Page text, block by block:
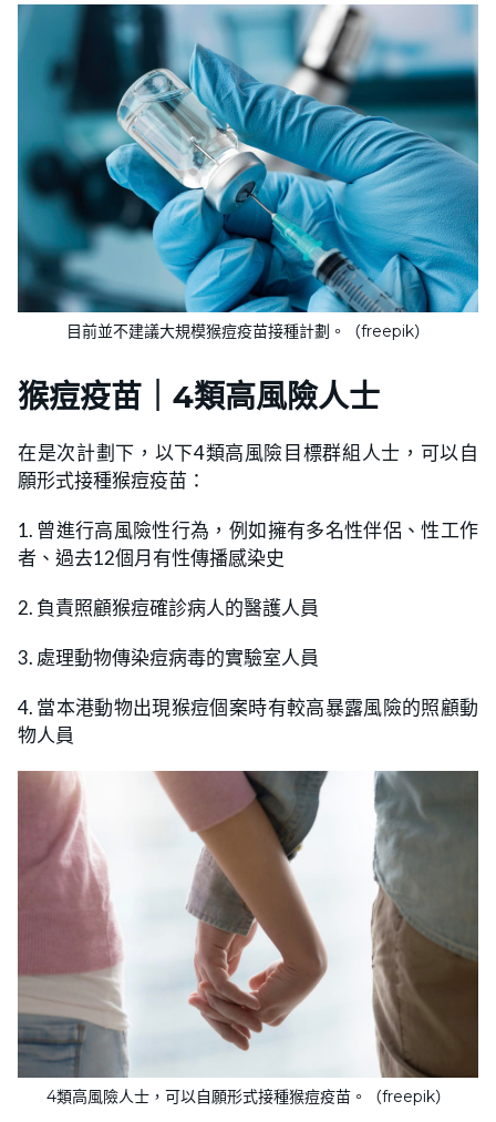
目前並不建議大規模猴痘疫苗接種計劃。（freepik）
猴痘疫苗｜4類高風險人士
在是次計劃下，以下4類高風險目標群組人士，可以自
願形式接種猴痘疫苗：
1. 曾進行高風險性行為，例如擁有多名性伴侶、性工作
者、過去12個月有性傳播感染史
2. 負責照顧猴痘確診病人的醫護人員
3. 處理動物傳染痘病毒的實驗室人員
4. 當本港動物出現猴痘個案時有較高暴露風險的照顧動
物人員
4類高風險人士，可以自願形式接種猴痘疫苗。（freepik）